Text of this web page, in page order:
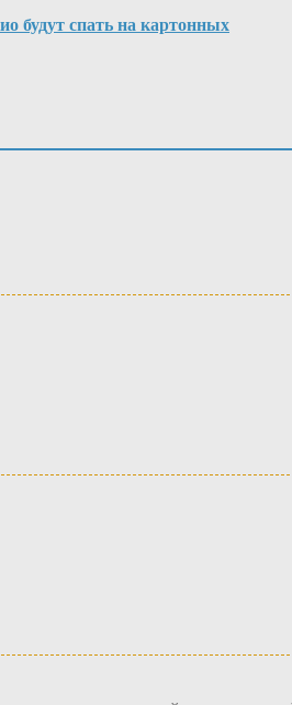
будут спать на картонных